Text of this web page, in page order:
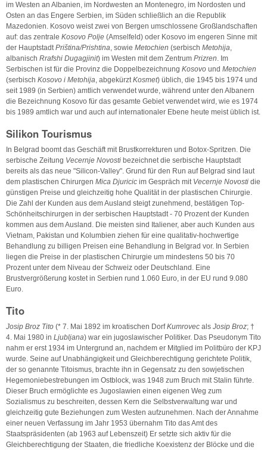
im Westen an Albanien, im Nordwesten an Montenegro, im Nordosten und
Osten an das Engere Serbien, im Süden schließlich an die Republik
Mazedonien. Kosovo weist zwei von Bergen umschlossene Großlandschaften
auf: das zentrale Kosovo Polje (Amselfeld) oder Kosovo im engeren Sinne mit
der HauptstadtPriština/Prishtina, sowie Metochien (serbisch Metohija,
albanisch Rrafshi Dugagjinit) im Westen mit dem Zentrum Prizren. Im
Serbischen ist für die Provinz die Doppelbezeichnung Kosovo und Metochien
(serbisch Kosovo i Metohija, abgekürztKosmet) üblich, die 1945 bis 1974 und
seit 1989 (in Serbien) amtlich verwendet wurde, während unter den Albanern
die Bezeichnung Kosovo für das gesamte Gebiet verwendet wird, wie es 1974
bis 1989 amtlich war und auch auf internationaler Ebene heute meist üblich ist.
Silikon Tourismus
In Belgrad boomt das Geschäft mit Brustkorrekturen und Botox-Spritzen. Die
serbische Zeitung Vecernje Novosti bezeichnet die serbische Hauptstadt
bereits als das neue "Silicon-Valley". Grund für den Run auf Belgrad sind laut
dem plastischen Chirurgen Mica Djuricic im Gespräch mit Vecernje Novosti die
günstigen Preise und gleichzeitig hohe Qualität in der plastischen Chirurgie.
Die Zahl der Kunden aus dem Ausland steigt zunehmend, bestätigen Top-
Schönheitschirurgen in der serbischen Hauptstadt - 70 Prozent der Kunden
kommen aus dem Ausland. Die meisten sind Italiener, aber auch Kunden aus
Vietnam, Pakistan und Kolumbien ziehen für eine qualitativ-hochwertige
Behandlung zu billigen Preisen eine Behandlung in Belgrad vor. In Serbien
liegen die Preise in der plastischen Chirurgie um mindestens 50 bis 70
Prozent unter dem Niveau der Schweiz oder Deutschland. Eine
Brustvergrößerung kostet in Serbien rund 1.060 Euro, in der EU rund 9.080
Euro.
Tito
Josip Broz Tito (* 7. Mai 1892 im kroatischen DorfKumrovec als Josip Broz; †
4. Mai 1980 in Ljubljana) war ein jugoslawischer Politiker. Das Pseudonym Tito
nahm er erst 1934 im Untergrund an, nachdem er Mitglied im Politbüro der KPJ
wurde. Seine auf Unabhängigkeit und Gleichberechtigung gerichtete Politik,
der so genannte Titoismus, brachte ihn in Gegensatz zu den sowjetischen
Hegemoniebestrebungen im Ostblock, was 1948 zum Bruch mit Stalin führte.
Dieser Bruch ermöglichte es Jugoslawien einen eigenen Weg zum
Sozialismus zu beschreiten, dessen Kern die Selbstverwaltung war und
gleichzeitig gute Beziehungen zum Westen aufzunehmen. Nach der Annahme
einer neuen Verfassung im Jahr 1953 übernahm Tito das Amt des
Staatspräsidenten (ab 1963 auf Lebenszeit) Er setzte sich aktiv für die
Gleichberechtigung der Staaten, die friedliche Koexistenz der Blöcke und die